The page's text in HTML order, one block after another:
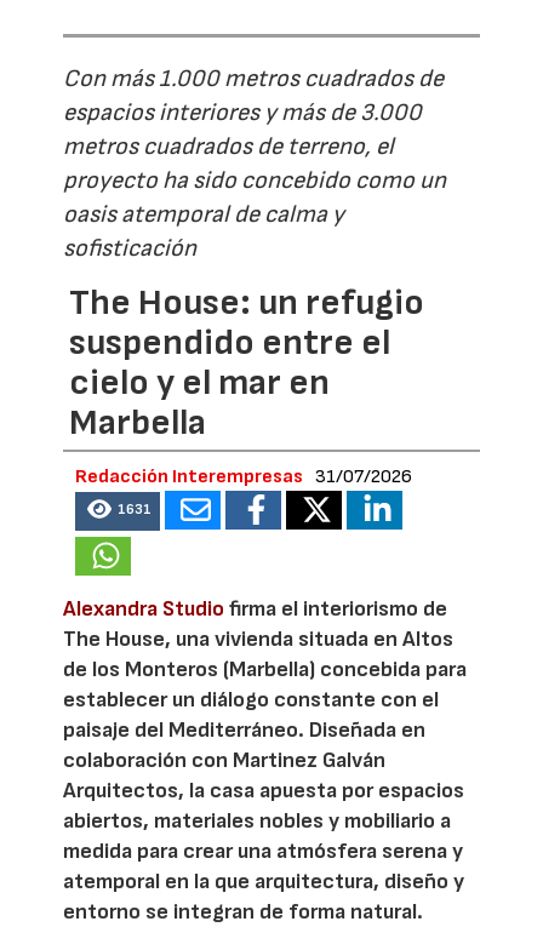
Con más 1.000 metros cuadrados de
espacios interiores y más de 3.000
metros cuadrados de terreno, el
proyecto ha sido concebido como un
oasis atemporal de calma y
sofisticación
The House: un refugio
suspendido entre el
cielo y el mar en
Marbella
Redacción Interempresas 31/07/2026
1631
Alexandra Studio firma el interiorismo de
The House, una vivienda situada en Altos
de los Monteros (Marbella) concebida para
establecer un diálogo constante con el
paisaje del Mediterráneo. Diseñada en
colaboración con Martinez Galván
Arquitectos, la casa apuesta por espacios
abiertos, materiales nobles y mobiliario a
medida para crear una atmósfera serena y
atemporal en la que arquitectura, diseño y
entorno se integran de forma natural.